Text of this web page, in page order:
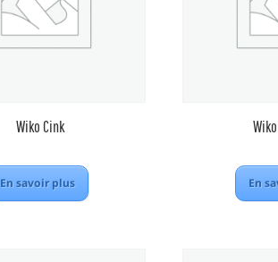
Wiko Cink
En savoir plus En